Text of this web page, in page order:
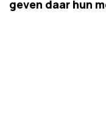
geven daar hun